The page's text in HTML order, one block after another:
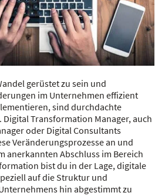
gerüstet zu sein und
im Unternehmen effizient
sind durchdachte
Transformation Manager, auch
oder Digital Consultants
Veränderungsprozesse an und
anerkannten Abschluss im Bereich
bist du in der Lage, digitale
auf die Struktur und
hin abgestimmt zu